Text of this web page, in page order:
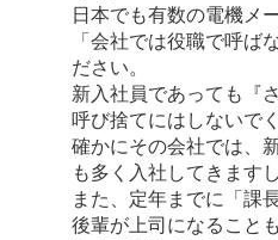
日本でも有数の電機メ
「会社では役職で呼ば
ださい。
新入社員であっても『
呼び捨てにはしないで
確かにその会社では、
も多く入社してきます
また、定年までに「課
後輩が上司になること